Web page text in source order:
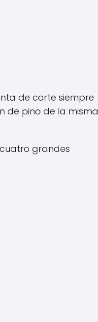
de corte siempre
de pino de la misma
grandes